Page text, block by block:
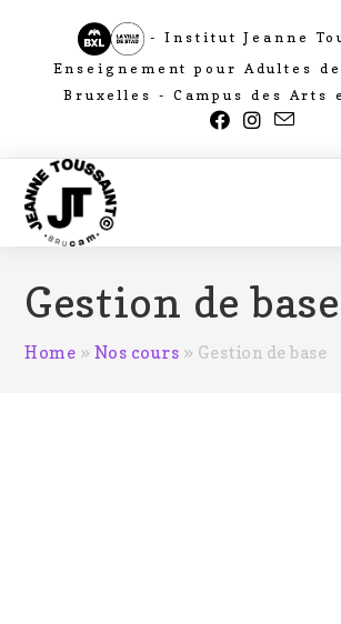
- Institut Jeanne
Enseignement pour Adultes
Bruxelles - Campus des Arts
Gestion de base
Home » Nos cours » Gestion de base